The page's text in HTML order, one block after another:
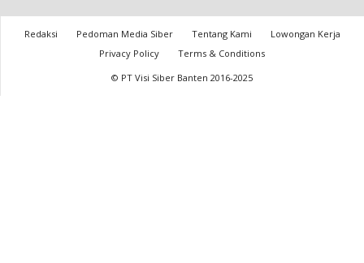
Redaksi Pedoman Media Siber Tentang Kami
Lowongan Kerja
Privacy Policy
Terms & Conditions
© PT Visi Siber Banten 2016-2025